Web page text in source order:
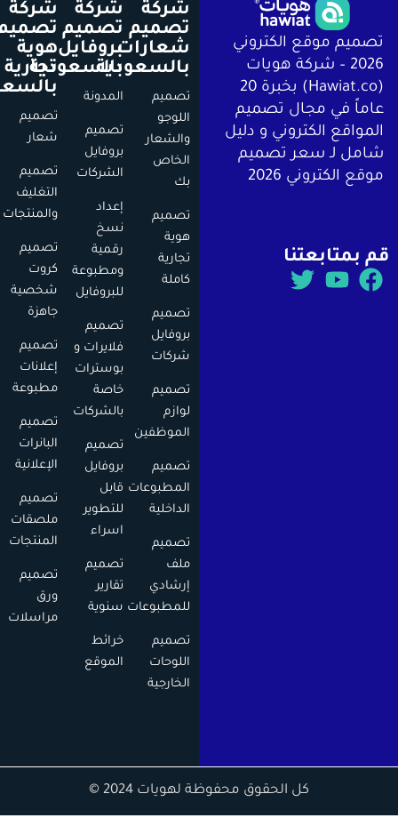
موقع الكتروني
2026 – شركة هويات
(Hawiat.co) بخبرة 20
في مجال تصميم
الكتروني و دليل
لـ سعر تصميم
الكتروني 2026
شركة
تصميم
شعارات
بالسعودية
تصميم
والشعار
تصميم
تصميم
بروفايل
شركات
تصميم
الموظفين
تصميم
المطبوعات
الداخلية
تصميم
إرشادي
للمطبوعات
تصميم
اللوحات
الخارجية
شركة
تصميم
بروفايل
بالسعودية
المدونة
تصميم
بروفايل
الشركات
رقمية
ومطبوعة
للبروفايل
تصميم
فلايرات و
بوسترات
خاصة
بالشركات
تصميم
بروفايل
قابل
للتطوير
تصميم
تقارير
سنوية
خرائط
الموقع
شركة
تصميم
هوية
تجارية
بالسعودية
تصميم
شعار
تصميم
التغليف
والمنتجات
تصميم
كروت
شخصية
تصميم
إعلانات
مطبوعة
تصميم
البانرات
الإعلانية
تصميم
ملصقات
المنتجات
تصميم
مراسلات
كل الحقوق محفوظة لهويات 2024 ©